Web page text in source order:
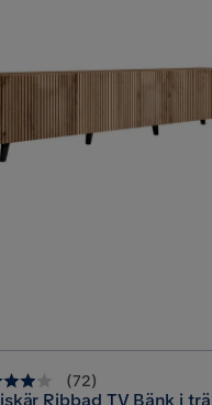
(72)
Ribbad TV Bänk i trä